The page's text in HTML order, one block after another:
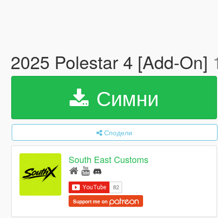
2025 Polestar 4 [Add-On]
Симни
Сподели
South East Customs
Support me on